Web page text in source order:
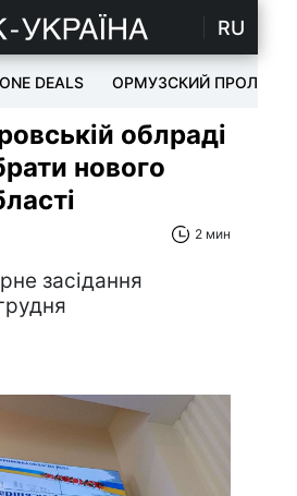
RU
DEALS ОРМУЗСКИЙ ПРОЛИВ
облраді
нового
2 мин
засідання